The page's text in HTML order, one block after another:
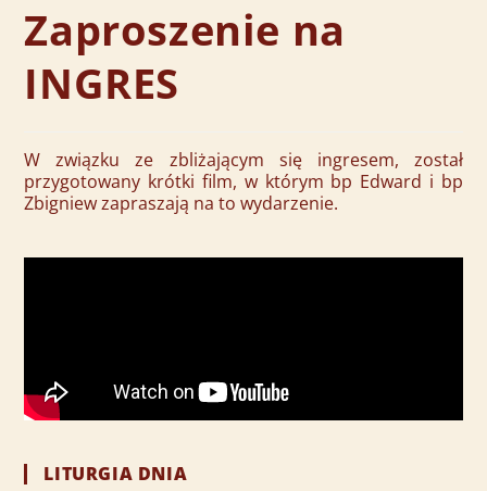
Zaproszenie na
INGRES
W związku ze zbliżającym się ingresem, został
przygotowany krótki film, w którym bp Edward i bp
Zbigniew zapraszają na to wydarzenie.
LITURGIA DNIA